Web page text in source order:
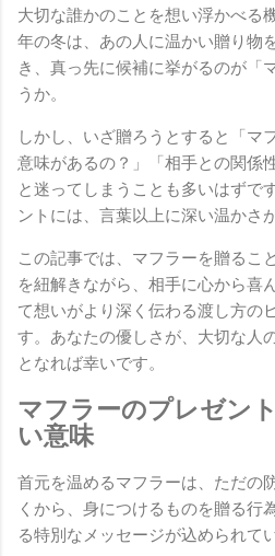
大切な誰かのことを想い浮かべる
年の冬は、あの人に温かい贈り物
き、真っ先に候補に挙がるのが「
うか。
しかし、いざ贈ろうとすると「マ
意味があるの？」「相手との関係
と迷ってしまうことも多いはずで
ントには、言葉以上に深い温かさ
この記事では、マフラーを贈るこ
を紐解きながら、相手に心から喜
て想いがより深く伝わる渡し方の
す。あなたの優しさが、大切な人
となれば幸いです。
マフラーのプレゼン
い意味
首元を温めるマフラーは、ただの
くから、身につけるものを贈る行
る特別なメッセージが込められて